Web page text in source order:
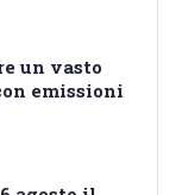
un vasto
emissioni